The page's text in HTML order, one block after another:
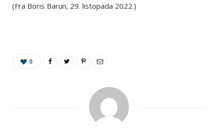
(Fra Boris Barun, 29. listopada 2022.)
0